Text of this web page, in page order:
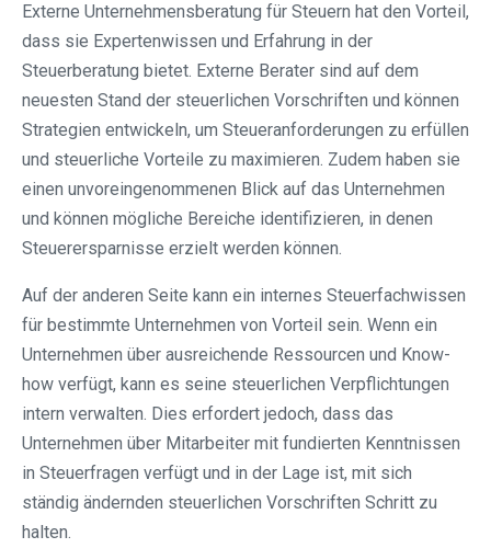
Externe Unternehmensberatung für Steuern hat den Vorteil,
dass sie Expertenwissen und Erfahrung in der
Steuerberatung bietet. Externe Berater sind auf dem
neuesten Stand der steuerlichen Vorschriften und können
Strategien entwickeln, um Steueranforderungen zu erfüllen
und steuerliche Vorteile zu maximieren. Zudem haben sie
einen unvoreingenommenen Blick auf das Unternehmen
und können mögliche Bereiche identifizieren, in denen
Steuerersparnisse erzielt werden können.
Auf der anderen Seite kann ein internes Steuerfachwissen
für bestimmte Unternehmen von Vorteil sein. Wenn ein
Unternehmen über ausreichende Ressourcen und Know-
how verfügt, kann es seine steuerlichen Verpflichtungen
intern verwalten. Dies erfordert jedoch, dass das
Unternehmen über Mitarbeiter mit fundierten Kenntnissen
in Steuerfragen verfügt und in der Lage ist, mit sich
ständig ändernden steuerlichen Vorschriften Schritt zu
halten.